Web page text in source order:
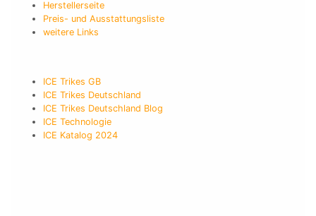
Herstellerseite
Preis- und Ausstattungsliste
weitere Links
ICE Trikes GB
ICE Trikes Deutschland
ICE Trikes Deutschland Blog
ICE Technologie
ICE Katalog 2024